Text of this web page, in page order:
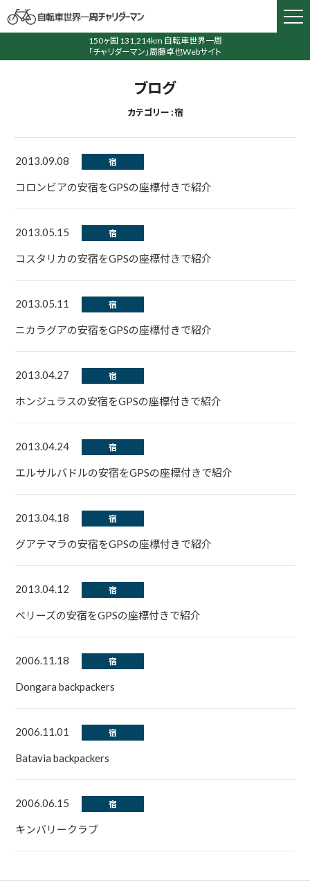
150ヶ国 131,214km 自転車世界一周
「チャリダーマン」周藤卓也Webサイト
ブログ
カテゴリー : 宿
2013.09.08 宿
コロンビアの安宿をGPSの座標付きで紹介
2013.05.15 宿
コスタリカの安宿をGPSの座標付きで紹介
2013.05.11 宿
ニカラグアの安宿をGPSの座標付きで紹介
2013.04.27 宿
ホンジュラスの安宿をGPSの座標付きで紹介
2013.04.24 宿
エルサルバドルの安宿をGPSの座標付きで紹介
2013.04.18 宿
グアテマラの安宿をGPSの座標付きで紹介
2013.04.12 宿
ベリーズの安宿をGPSの座標付きで紹介
2006.11.18 宿
Dongara backpackers
2006.11.01 宿
Batavia backpackers
2006.06.15 宿
キンバリークラブ